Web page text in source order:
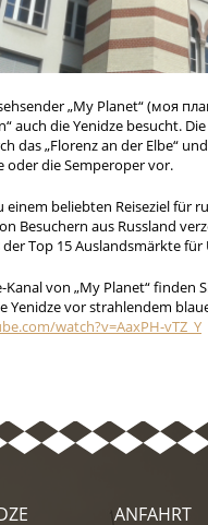
„My Planet“ (моя
auch die Yenidze besucht.
das „Florenz an der Elbe“
oder die Semperoper vor.
einem beliebten Reiseziel für
Besuchern aus Russland
Top 15 Auslandsmärkte
von „My Planet“ finden
Yenidze vor strahlendem
watch?v=AaxPH-vTZ_Y
ANFAHRT